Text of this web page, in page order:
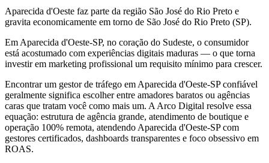
Aparecida d'Oeste faz parte da região São José do Rio Preto e
gravita economicamente em torno de São José do Rio Preto (SP).
Em Aparecida d'Oeste-SP, no coração do Sudeste, o consumidor
está acostumado com experiências digitais maduras — o que torna
investir em marketing profissional um requisito mínimo para crescer.
Encontrar um gestor de tráfego em Aparecida d'Oeste-SP confiável
geralmente significa escolher entre amadores baratos ou agências
caras que tratam você como mais um. A Arco Digital resolve essa
equação: estrutura de agência grande, atendimento de boutique e
operação 100% remota, atendendo Aparecida d'Oeste-SP com
gestores certificados, dashboards transparentes e foco obsessivo em
ROAS.